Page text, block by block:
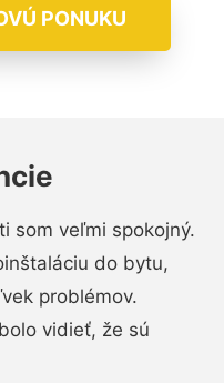
PONUKU
som veľmi spokojný.
do bytu,
problémov.
vidieť, že sú